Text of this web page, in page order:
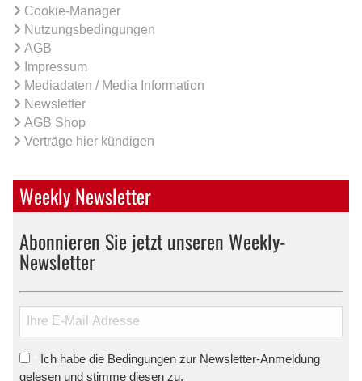
Cookie-Manager
Nutzungsbedingungen
AGB
Impressum
Mediadaten / Media Information
Newsletter
AGB Shop
Verträge hier kündigen
Weekly Newsletter
Abonnieren Sie jetzt unseren Weekly-
Newsletter
Ich habe die Bedingungen zur Newsletter-Anmeldung
gelesen und stimme diesen zu.